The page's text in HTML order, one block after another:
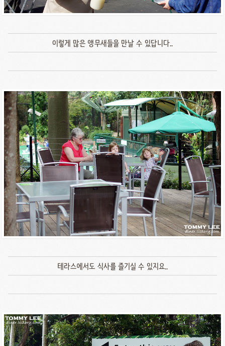
이렇게 많은 앵무새들을 만날 수 있답니다..
테라스에서도 식사를 즐기실 수 있지요..